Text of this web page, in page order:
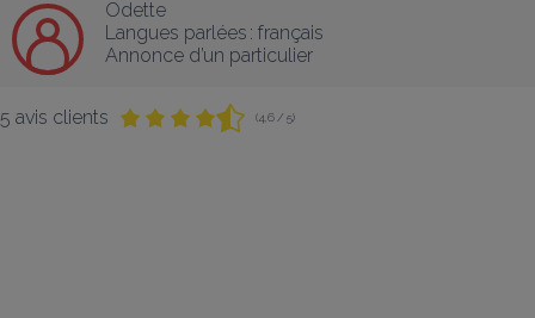
Odette
Langues parlées : français
Annonce d’un particulier
5 avis clients (4,6 / 5)